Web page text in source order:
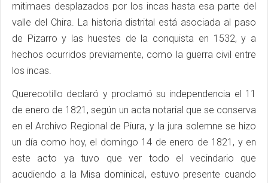
mitimaes desplazados por los incas hasta esa parte del
valle del Chira. La historia distrital está asociada al paso
de Pizarro y las huestes de la conquista en 1532, y a
hechos ocurridos previamente, como la guerra civil entre
los incas.
Querecotillo declaró y proclamó su independencia el 11
de enero de 1821, según un acta notarial que se conserva
en el Archivo Regional de Piura, y la jura solemne se hizo
un día como hoy, el domingo 14 de enero de 1821, y en
este acto ya tuvo que ver todo el vecindario que
acudiendo a la Misa dominical, estuvo presente cuando